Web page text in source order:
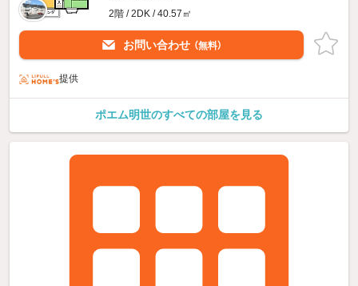
2階 / 2DK / 40.57㎡
お問い合わせ （無料）
提供
ポエム明世のすべての部屋を見る